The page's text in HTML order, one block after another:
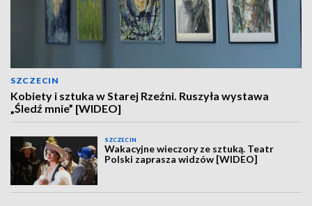
SZCZECIN
Kobiety i sztuka w Starej Rzeźni. Ruszyła wystawa
„Śledź mnie” [WIDEO]
SZCZECIN
Wakacyjne wieczory ze sztuką. Teatr
Polski zaprasza widzów [WIDEO]